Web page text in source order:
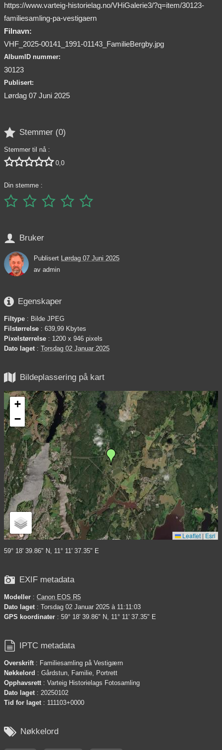
https://www.varteig-historielag.no/VHiGalerie3/?q=item/30123-
familiesamling-pa-vestigaern
Filnavn:
VHF_2025-00141_1991-01143_FamilieBergby.jpg
AlbumID nummer:
30123
Publisert:
Lørdag 07 Juni 2025
 Stemmer (0)
Stemmer til nå :
 0,0
Din stemme :
    
 Bruker
Publisert
Lørdag 07 Juni 2025
av admin
 Egenskaper
Filtype : Bilde JPEG
Filstørrelse : 639,99 Kbytes
Pixelstørrelse : 1200 x 946 pixels
Dato laget : Torsdag 02 Januar 2025
 Bildeplassering på kart
+
−
Leaflet | Esri
59° 18' 39.86" N, 11° 11' 37.35" E
 EXIF metadata
Modeller : Canon EOS R5
Dato laget : Torsdag 02 Januar 2025 à 11:11:03
GPS koordinater : 59° 18' 39.86" N, 11° 11' 37.35" E
 IPTC metadata
Overskrift : Familiesamling på Vestigærn
Nøkkelord : Gårdstun, Familie, Portrett
Opphavsrett : Varteig Historielags Fotosamling
Dato laget : 20250102
Tid for laget : 111103+0000
 Nøkkelord